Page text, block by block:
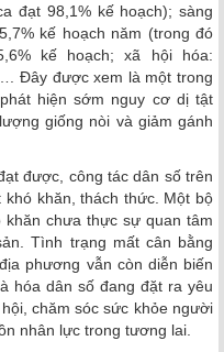
đạt 98,1% kế hoạch); sàng
kế hoạch năm (trong đó
kế hoạch; xã hội hóa:
Đây được xem là một trong
hiện sớm nguy cơ dị tật
giống nòi và giảm gánh
được, công tác dân số trên
khăn, thách thức. Một bộ
chưa thực sự quan tâm
Tình trạng mất cân bằng
phương vẫn còn diễn biến
hóa dân số đang đặt ra yêu
chăm sóc sức khỏe người
nhân lực trong tương lai.